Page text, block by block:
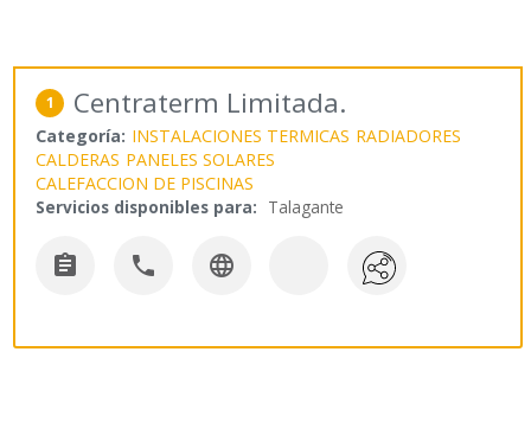
1 Centraterm Limitada.
Categoría: INSTALACIONES TERMICAS RADIADORES
CALDERAS PANELES SOLARES
CALEFACCION DE PISCINAS
Servicios disponibles para: Talagante
  